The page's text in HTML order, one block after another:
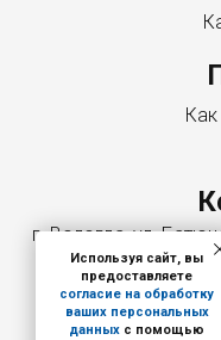
Как
г. Вологда, ул.
+7 (8172) 72-
Используя сайт, вы
предоставляете
согласие на обработку
ваших персональных
данных с помощью